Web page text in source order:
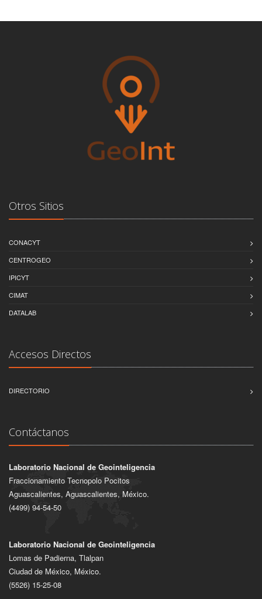
Otros Sitios
CONACYT
CENTROGEO
IPICYT
CIMAT
DATALAB
Accesos Directos
DIRECTORIO
Contáctanos
Laboratorio Nacional de Geointeligencia
Fraccionamiento Tecnopolo Pocitos
Aguascalientes, Aguascalientes, México.
(4499) 94-54-50
Laboratorio Nacional de Geointeligencia
Lomas de Padierna, Tlalpan
Ciudad de México, México.
(5526) 15-25-08